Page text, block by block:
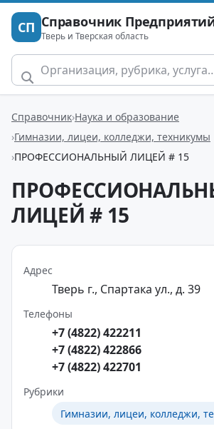
СП Справочник
Тверь и Тверская область
Справочник Наука и образование
Гимназии, лицеи, колледжи, техникумы
ПРОФЕССИОНАЛЬНЫЙ ЛИЦЕЙ # 15
ЛИЦЕЙ # 15
Адрес
Тверь г., Спартака ул., д. 39
Телефоны
+7 (4822) 422211
+7 (4822) 422866
+7 (4822) 422701
Рубрики
Гимназии, лицеи, колледжи,